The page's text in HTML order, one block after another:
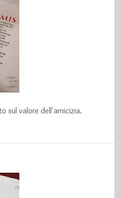
sul valore dell'amicizia.